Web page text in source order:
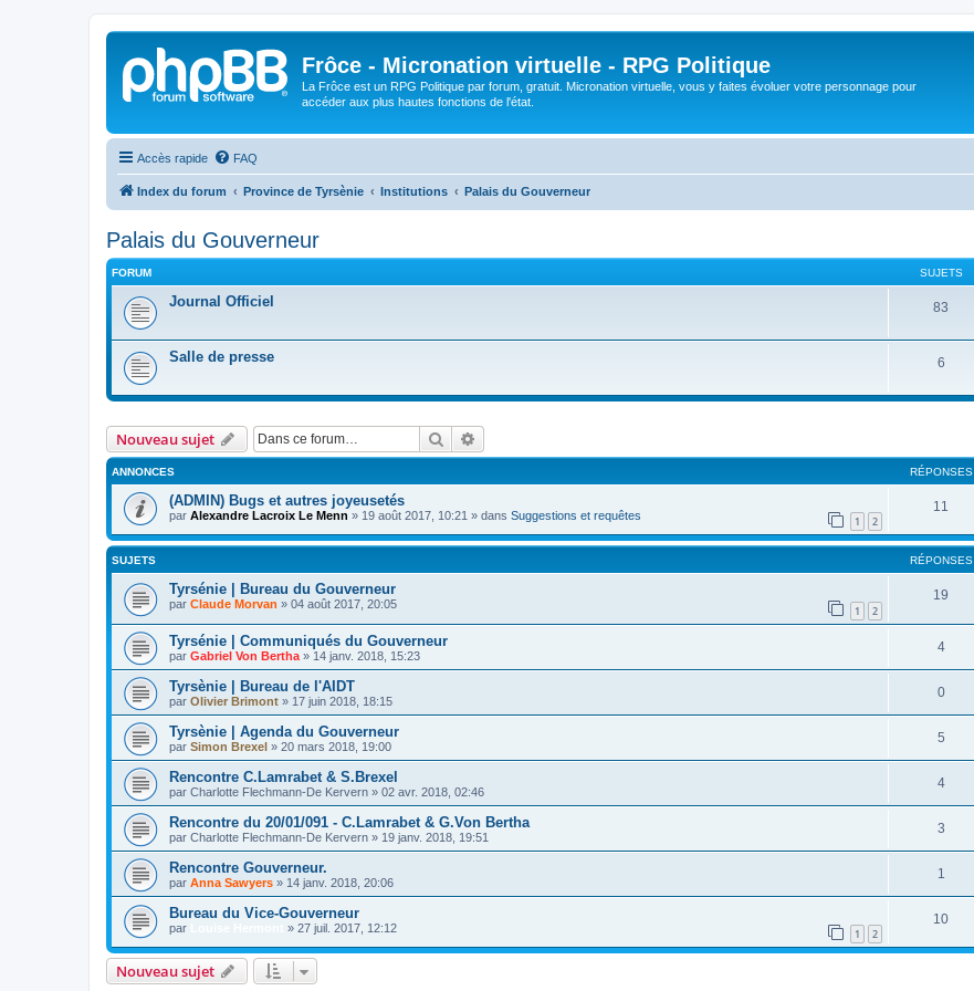
Frôce - Micronation virtuelle - RPG Politique
La Frôce est un RPG Politique par forum, gratuit. Micronation virtuelle, vous y faites évoluer votre personnage pour
accéder aux plus hautes fonctions de l'état.
Accès rapide FAQ
Index du forum Province de Tyrsènie Institutions Palais du Gouverneur
Palais du Gouverneur
FORUM SUJETS
Journal Officiel 83
Salle de presse 6
Nouveau sujet Rechercher
ANNONCES RÉPONSES
(ADMIN) Bugs et autres joyeusetés
par Alexandre Lacroix Le Menn » 19 août 2017, 10:21 » dans Suggestions et requêtes 1 2
11
SUJETS RÉPONSES
Tyrsénie | Bureau du Gouverneur
par Claude Morvan » 04 août 2017, 20:05 1 2
19
Tyrsénie | Communiqués du Gouverneur
par Gabriel Von Bertha » 14 janv. 2018, 15:23
4
Tyrsènie | Bureau de l'AIDT
par Olivier Brimont » 17 juin 2018, 18:15
0
Tyrsènie | Agenda du Gouverneur
par Simon Brexel » 20 mars 2018, 19:00
5
Rencontre C.Lamrabet & S.Brexel
par Charlotte Flechmann-De Kervern » 02 avr. 2018, 02:46
4
Rencontre du 20/01/091 - C.Lamrabet & G.Von Bertha
par Charlotte Flechmann-De Kervern » 19 janv. 2018, 19:51
3
Rencontre Gouverneur.
par Anna Sawyers » 14 janv. 2018, 20:06
1
Bureau du Vice-Gouverneur
par » 27 juil. 2017, 12:12 1 2
10
Nouveau sujet